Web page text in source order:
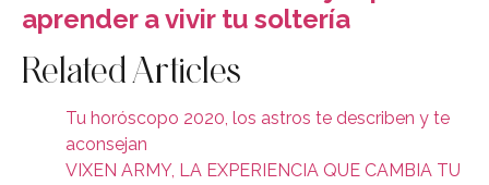
aprender a vivir tu soltería
Related Articles
Tu horóscopo 2020, los astros te describen y te
aconsejan
VIXEN ARMY, LA EXPERIENCIA QUE CAMBIA TU